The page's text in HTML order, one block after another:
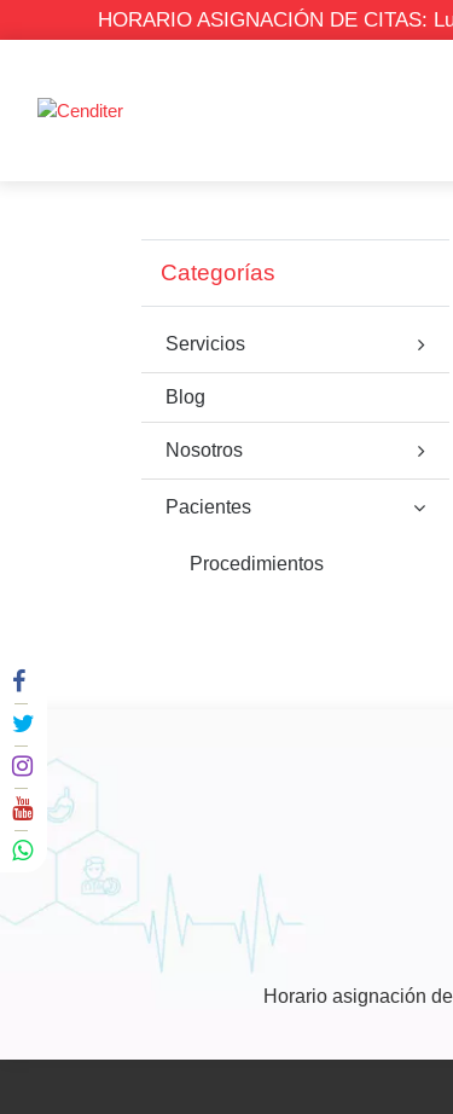
HORARIO ASIGNACIÓN DE CITAS:
Categorías
Servicios
Blog
Nosotros
Pacientes
Procedimientos
Horario asignación